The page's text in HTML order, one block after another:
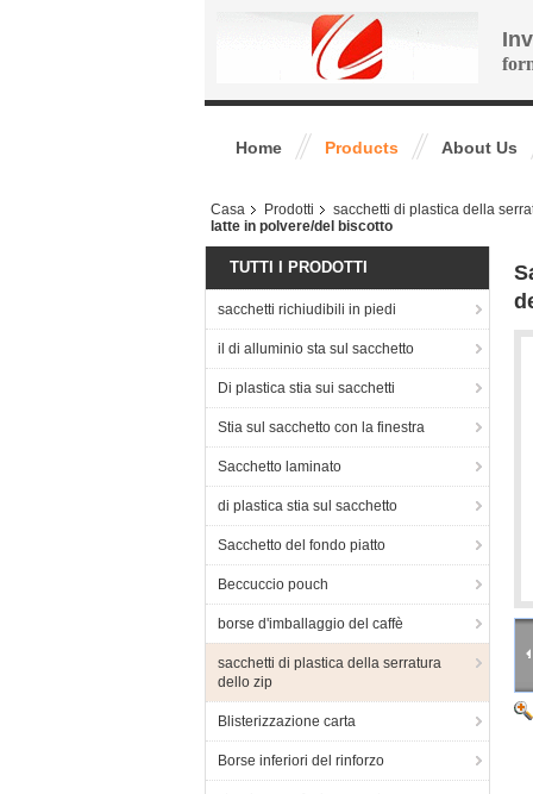
Home Products About Us
Casa Prodotti sacchetti di plastica della
latte in polvere/del biscotto
TUTTI I PRODOTTI
sacchetti richiudibili in piedi
il di alluminio sta sul sacchetto
Di plastica stia sui sacchetti
Stia sul sacchetto con la finestra
Sacchetto laminato
di plastica stia sul sacchetto
Sacchetto del fondo piatto
Beccuccio pouch
borse d'imballaggio del caffè
sacchetti di plastica della serratura
dello zip
Blisterizzazione carta
Borse inferiori del rinforzo